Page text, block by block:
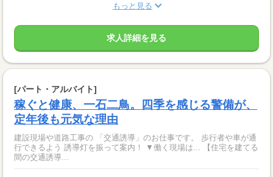
もっと見る
求人詳細を見る
[パート・アルバイト]
稼ぐと健康、一石二鳥。四季を感じる警備が、
定年後も元気な理由
建設現場や道路工事の 「交通誘導」のお仕事です。 歩行者や車が通
行できるよう 誘導灯を振って案内！ ▼働く現場は... 【住宅を建てる
間の交通誘導...